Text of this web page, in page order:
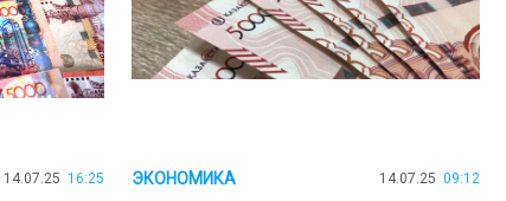
14.07.25 16:25 ЭКОНОМИКА 14.07.25 09:12